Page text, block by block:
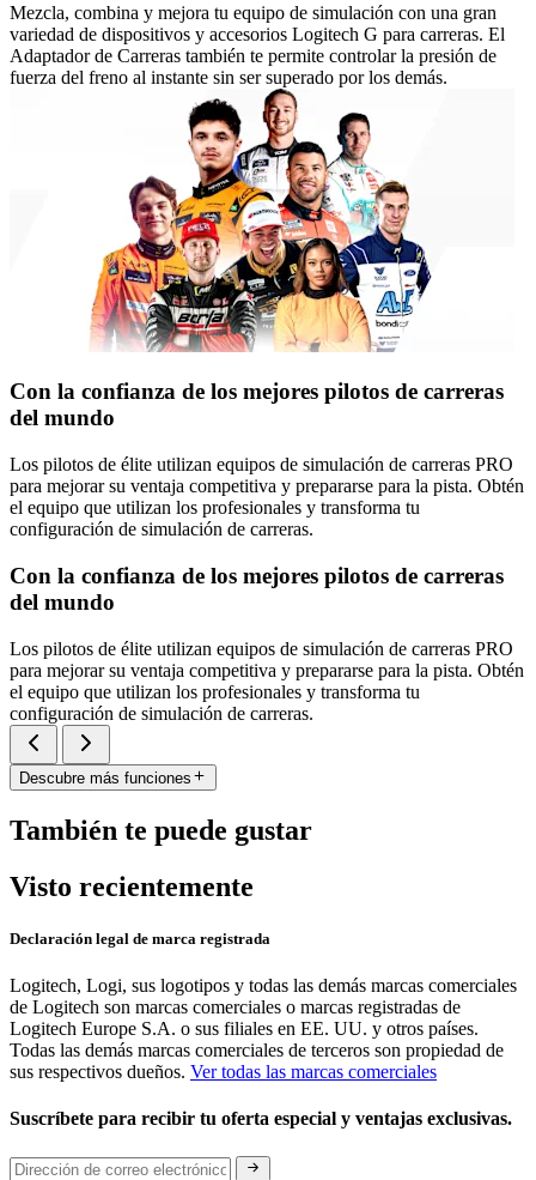
Mezcla, combina y mejora tu equipo de simulación con una gran
variedad de dispositivos y accesorios Logitech G para carreras. El
Adaptador de Carreras también te permite controlar la presión de
fuerza del freno al instante sin ser superado por los demás.
Con la confianza de los mejores pilotos de carreras
del mundo
Los pilotos de élite utilizan equipos de simulación de carreras PRO
para mejorar su ventaja competitiva y prepararse para la pista. Obtén
el equipo que utilizan los profesionales y transforma tu
configuración de simulación de carreras.
Con la confianza de los mejores pilotos de carreras
del mundo
Los pilotos de élite utilizan equipos de simulación de carreras PRO
para mejorar su ventaja competitiva y prepararse para la pista. Obtén
el equipo que utilizan los profesionales y transforma tu
configuración de simulación de carreras.
Descubre más funciones
También te puede gustar
Visto recientemente
Declaración legal de marca registrada
Logitech, Logi, sus logotipos y todas las demás marcas comerciales
de Logitech son marcas comerciales o marcas registradas de
Logitech Europe S.A. o sus filiales en EE. UU. y otros países.
Todas las demás marcas comerciales de terceros son propiedad de
sus respectivos dueños. Ver todas las marcas comerciales
Suscríbete para recibir tu oferta especial y ventajas exclusivas.